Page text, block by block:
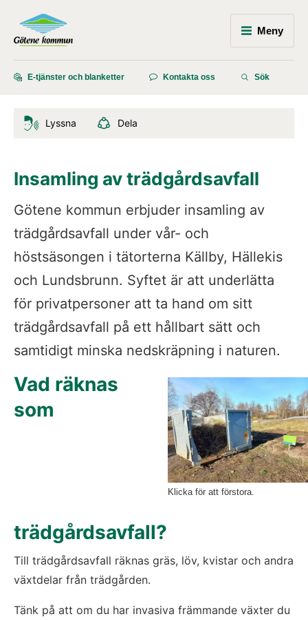
Meny
E-tjänster och blanketter Kontakta oss Sök
Lyssna Dela
Insamling av trädgårdsavfall
Götene kommun erbjuder insamling av
trädgårdsavfall under vår- och
höstsäsongen i tätorterna Källby, Hällekis
och Lundsbrunn. Syftet är att underlätta
för privatpersoner att ta hand om sitt
trädgårdsavfall på ett hållbart sätt och
samtidigt minska nedskräpning i naturen.
Klicka för att förstora.
Vad räknas
som
trädgårdsavfall?
Till trädgårdsavfall räknas gräs, löv, kvistar och andra
växtdelar från trädgården.
Tänk på att om du har invasiva främmande växter du